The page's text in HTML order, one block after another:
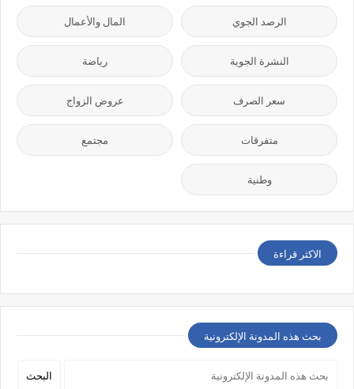
الرصد الجوي المال والأعمال
النشرة الجوية رياضة
سعر الصرف عروض الزواج
متفرقات مجتمع
وطنية
الاكثر قراءة
بحث هذه المدونة الإلكترونية